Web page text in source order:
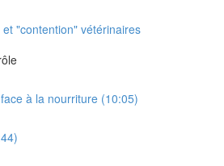
"contention" vétérinaires
à la nourriture (10:05)